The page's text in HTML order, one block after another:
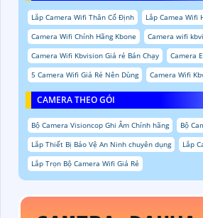
Lắp Camera Wifi Thân Cố Định
Lắp Camea Wifi
Camera Wifi Chính Hãng Kbone
Camera wifi
Camera Wifi Kbvision Giá rẻ Bán Chạy
Camera
5 Camera Wifi Giá Rẻ Nên Dùng
Camera Wifi
CAMERA THEO GÓI
Bộ Camera Visioncop Ghi Âm Chính hãng
Bộ
Lắp Thiết Bị Bảo Vệ An Ninh chuyên dụng
Lắp
Lắp Trọn Bộ Camera Wifi Giá Rẻ